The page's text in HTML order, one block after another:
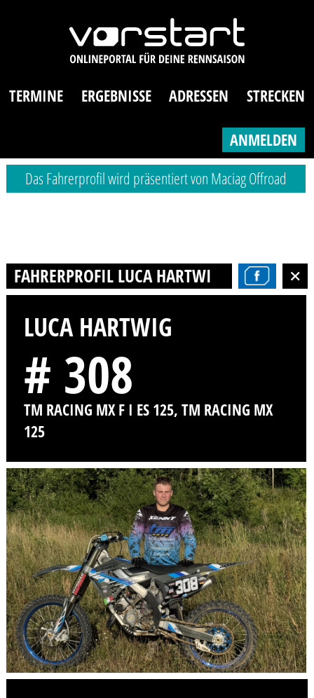
TERMINE ERGEBNISSE ADRESSEN STRECKEN
ANMELDEN
Das Fahrerprofil wird präsentiert von Maciag Offroad
FAHRERPROFIL LUCA HARTWIG
LUCA HARTWIG
# 308
TM RACING MX F I ES 125, TM RACING MX
125